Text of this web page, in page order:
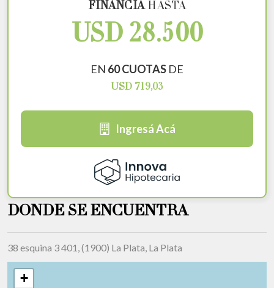
FINANCIÁHASTA
USD 28.500
EN 60 CUOTAS DE
USD 719,03
Ingresá Acá
DONDE SE ENCUENTRA
38 esquina 3 401, (1900) La Plata, La Plata
+